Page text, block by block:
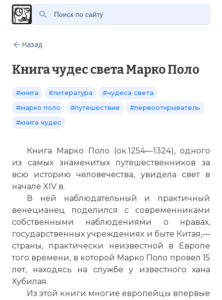
Назад
Книга чудес света Марко Поло
#книга #литература
#чудеса света
#марко поло
#путешествие
#первооткрыватель
#книга чудес
Книга Марко Поло (ок.1254—1324), одного
из самых знаменитых путешественников за
всю историю человечества, увидела свет в
начале XIV в.
В ней наблюдательный и практичный
венецианец поделился с современниками
собственными наблюдениями о нравах,
государственных учреждениях и быте Китая,—
страны, практически неизвестной в Европе
того времени, в которой Марко Поло провел 15
лет, находясь на службе у известного хана
Хубилая.
Из этой книги многие европейцы впервые